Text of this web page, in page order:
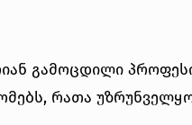
გამოცდილი
რათა